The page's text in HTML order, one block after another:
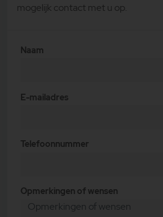
mogelijk contact met u op.
Naam
E-mailadres
Telefoonnummer
Opmerkingen of wensen